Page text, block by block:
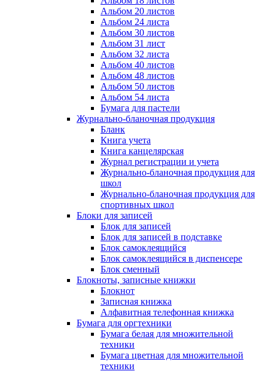
Альбом 20 листов
Альбом 24 листа
Альбом 30 листов
Альбом 31 лист
Альбом 32 листа
Альбом 40 листов
Альбом 48 листов
Альбом 50 листов
Альбом 54 листа
Бумага для пастели
Журнально-бланочная продукция
Бланк
Книга учета
Книга канцелярская
Журнал регистрации и учета
Журнально-бланочная продукция для
школ
Журнально-бланочная продукция для
спортивных школ
Блоки для записей
Блок для записей
Блок для записей в подставке
Блок самоклеящийся
Блок самоклеящийся в диспенсере
Блок сменный
Блокноты, записные книжки
Блокнот
Записная книжка
Алфавитная телефонная книжка
Бумага для оргтехники
Бумага белая для множительной
техники
Бумага цветная для множительной
техники